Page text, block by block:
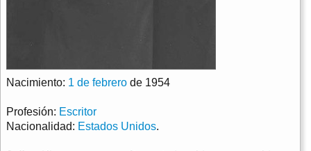
Nacimiento: 1 de febrero de 1954
Profesión: Escritor
Nacionalidad: Estados Unidos.